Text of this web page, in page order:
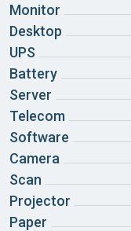
Monitor
Desktop
UPS
Battery
Server
Telecom
Software
Camera
Scan
Projector
Paper